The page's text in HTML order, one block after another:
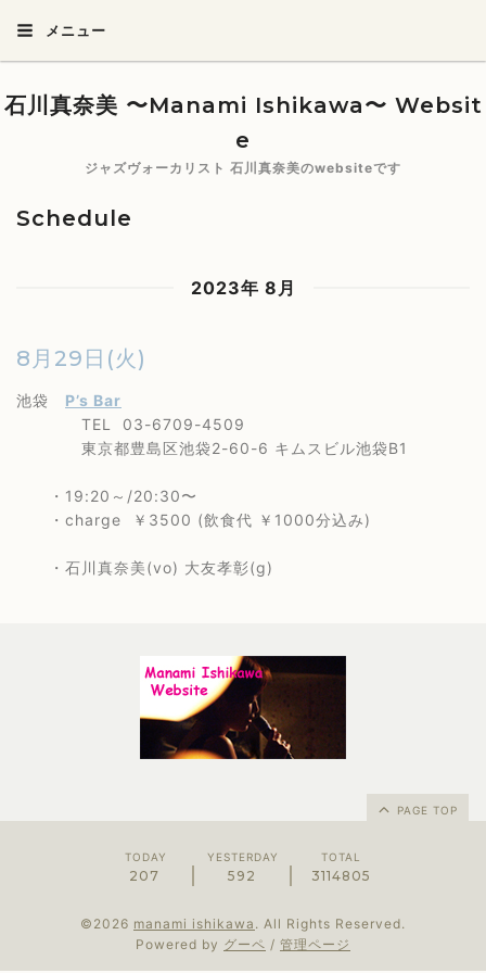
メニュー
石川真奈美 〜Manami Ishikawa〜 Websit
e
ジャズヴォーカリスト 石川真奈美のwebsiteです
Schedule
2023年 8月
8月29日(火)
池袋 P’s Bar
TEL 03-6709-4509
東京都豊島区池袋2-60-6 キムスビル池袋B1
・19:20～/20:30〜
・charge ￥3500 (飲食代 ￥1000分込み)
・石川真奈美(vo) 大友孝彰(g)
PAGE TOP
TODAY
207
YESTERDAY
592
TOTAL
3114805
©2026 manami ishikawa . All Rights Reserved.
Powered by グーペ / 管理ページ